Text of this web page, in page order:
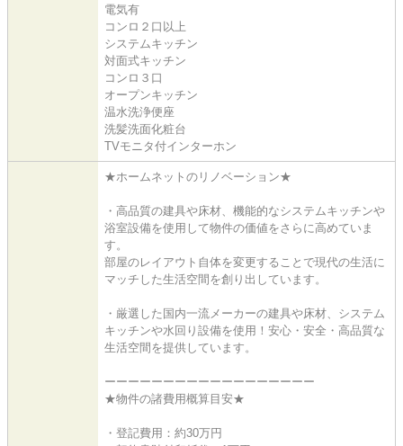
電気有
コンロ２口以上
システムキッチン
対面式キッチン
コンロ３口
オープンキッチン
温水洗浄便座
洗髪洗面化粧台
TVモニタ付インターホン
★ホームネットのリノベーション★
・高品質の建具や床材、機能的なシステムキッチンや
浴室設備を使用して物件の価値をさらに高めていま
す。
部屋のレイアウト自体を変更することで現代の生活に
マッチした生活空間を創り出しています。
・厳選した国内一流メーカーの建具や床材、システム
キッチンや水回り設備を使用！安心・安全・高品質な
生活空間を提供しています。
ーーーーーーーーーーーーーーーーーー
★物件の諸費用概算目安★
・登記費用：約30万円